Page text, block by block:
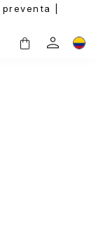
|